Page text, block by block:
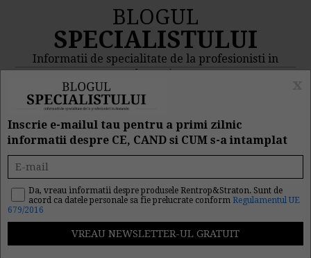
BLOGUL
SPECIALISTULUI
Informatii de specialitate de la profesionisti in
domeniu
MENIU
Scadere, cuvantul de
ordine in bugetele pe 2009
ale marilor companii si
banci 14/11/2008
Inscrie e-mailul tau pentru a primi zilnic
informatii despre CE, CAND si CUM s-a intamplat
Da, vreau informatii despre produsele Rentrop&Straton. Sunt de
acord ca datele personale sa fie prelucrate conform Regulamentul UE
679/2016